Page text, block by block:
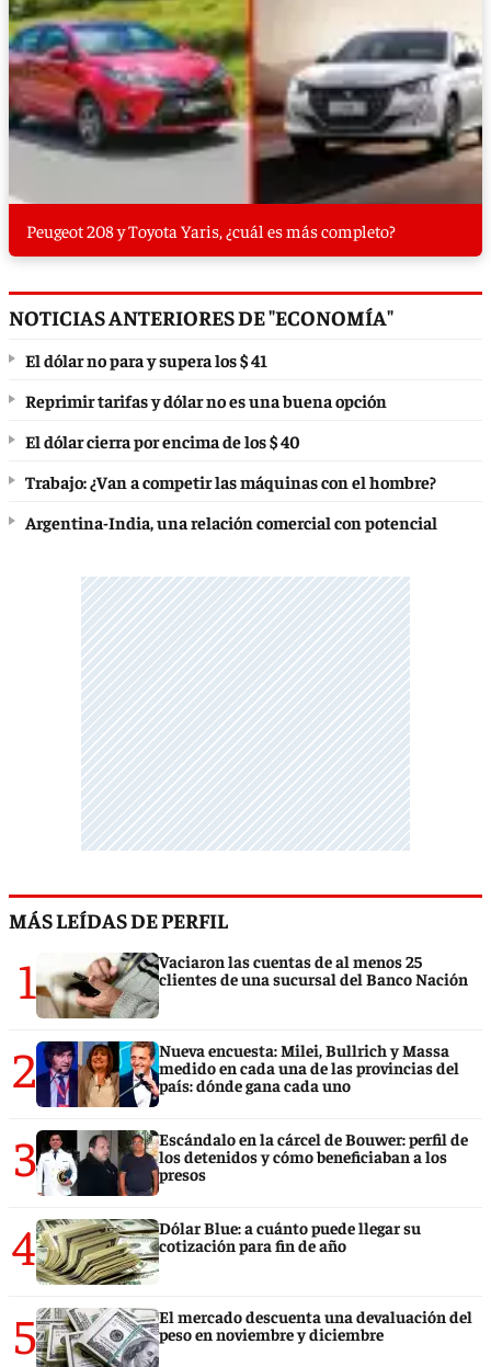
Peugeot 208 y Toyota Yaris, ¿cuál es más completo?
NOTICIAS ANTERIORES DE "ECONOMÍA"
El dólar no para y supera los $ 41
Reprimir tarifas y dólar no es una buena opción
El dólar cierra por encima de los $ 40
Trabajo: ¿Van a competir las máquinas con el hombre?
Argentina-India, una relación comercial con potencial
MÁS LEÍDAS DE PERFIL
1
Vaciaron las cuentas de al menos 25
clientes de una sucursal del Banco Nación
2
Nueva encuesta: Milei, Bullrich y Massa
medido en cada una de las provincias del
país: dónde gana cada uno
3
Escándalo en la cárcel de Bouwer: perfil de
los detenidos y cómo beneficiaban a los
presos
4
Dólar Blue: a cuánto puede llegar su
cotización para fin de año
5
El mercado descuenta una devaluación del
peso en noviembre y diciembre